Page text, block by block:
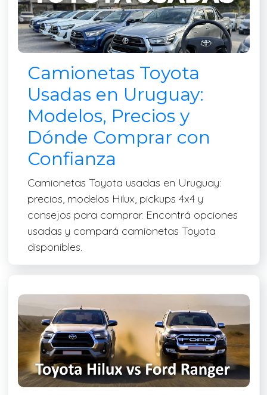
Camionetas Toyota
Usadas en Uruguay:
Modelos, Precios y
Dónde Comprar con
Confianza
Camionetas Toyota usadas en Uruguay:
precios, modelos Hilux, pickups 4x4 y
consejos para comprar. Encontrá opciones
usadas y compará camionetas Toyota
disponibles.